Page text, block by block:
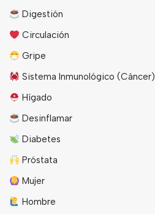
Digestión
Circulación
Gripe
Sistema Inmunológico (Cáncer)
Hígado
Desinflamar
Diabetes
Próstata
Mujer
Hombre